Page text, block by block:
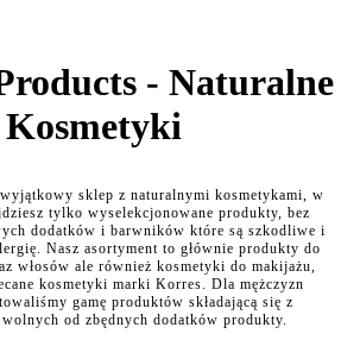
- Naturalne
Kosmetyki
sklep z naturalnymi kosmetykami, w
tylko wyselekcjonowane produkty, bez
dodatków i barwników które są szkodliwe i
Nasz asortyment to głównie produkty do
włosów ale również kosmetyki do makijażu,
kosmetyki marki Korres. Dla mężczyzn
gamę produktów składającą się z
od zbędnych dodatków produkty.